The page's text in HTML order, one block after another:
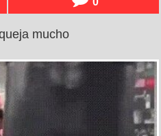
mucho